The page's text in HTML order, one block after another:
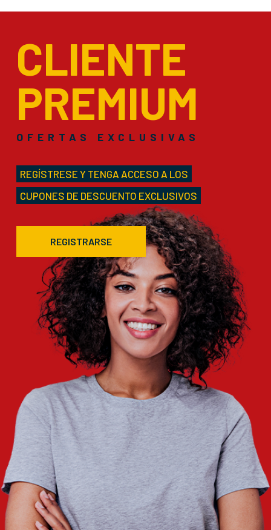
CLIENTE
PREMIUM
OFERTAS EXCLUSIVAS
REGÍSTRESE Y TENGA ACCESO A LOS
CUPONES DE DESCUENTO EXCLUSIVOS
REGISTRARSE